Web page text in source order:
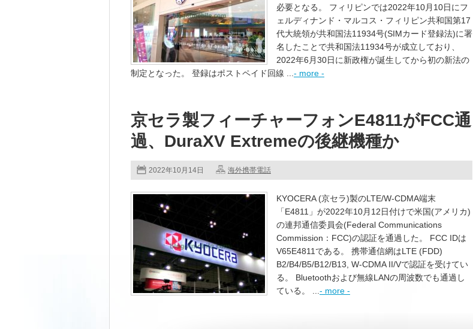
必要となる。 フィリピンでは2022年10月10日にフ
ェルディナンド・マルコス・フィリピン共和国第17
代大統領が共和国法11934号(SIMカード登録法)に署
名したことで共和国法11934号が成立しており、
2022年6月30日に新政権が誕生してから初の新法の
制定となった。 登録はポストペイド回線 ... - more -
京セラ製フィーチャーフォンE4811がFCC通
過、DuraXV Extremeの後継機種か
2022年10月14日 海外携帯電話
KYOCERA (京セラ)製のLTE/W-CDMA端末
「E4811」が2022年10月12日付けで米国(アメリカ)
の連邦通信委員会(Federal Communications
Commission：FCC)の認証を通過した。 FCC IDは
V65E4811である。 携帯通信網はLTE (FDD)
B2/B4/B5/B12/B13, W-CDMA II/Vで認証を受けてい
る。 Bluetoothおよび無線LANの周波数でも通過し
ている。 ... - more -